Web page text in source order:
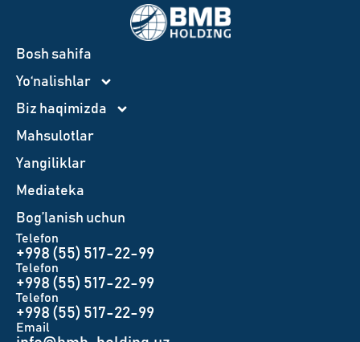
Bosh sahifa
Yo‘nalishlar
Biz haqimizda
Mahsulotlar
Yangiliklar
Mediateka
Bog’lanish uchun
Telefon
+998 (55) 517-22-99
Telefon
+998 (55) 517-22-99
Telefon
+998 (55) 517-22-99
Email